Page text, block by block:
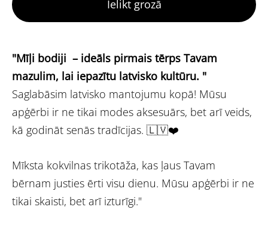
Ielikt grozā
"Mīļi bodiji – ideāls pirmais tērps Tavam
mazulim, lai iepazītu latvisko kultūru. "
Saglabāsim latvisko mantojumu kopā! Mūsu
apģērbi ir ne tikai modes aksesuārs, bet arī veids,
kā godināt senās tradīcijas. 🇱🇻❤️
Mīksta kokvilnas trikotāža, kas ļaus Tavam
bērnam justies ērti visu dienu. Mūsu apģērbi ir ne
tikai skaisti, bet arī izturīgi."